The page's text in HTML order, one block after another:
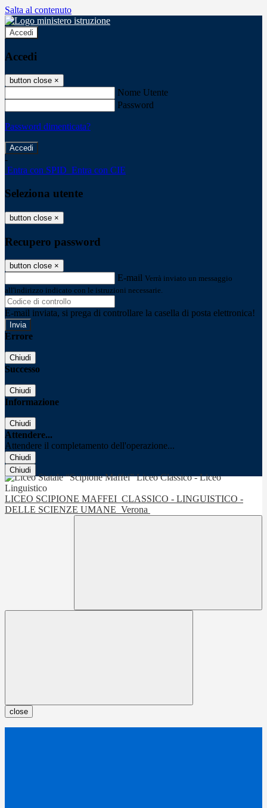
Salta al contenuto
Accedi
Accedi
button close ×
Nome Utente
Password
Password dimenticata?
-
Entra con SPID Entra con CIE
Seleziona utente
button close ×
Recupero password
button close ×
E-mail Verrà inviato un messaggio
all'indirizzo indicato con le istruzioni necessarie.
E-mail inviata, si prega di controllare la casella di posta elettronica!
Errore
Chiudi
Successo
Chiudi
Informazione
Chiudi
Attendere...
Attendere il completamento dell'operazione...
Chiudi
Chiudi
LICEO SCIPIONE MAFFEI CLASSICO - LINGUISTICO -
DELLE SCIENZE UMANE Verona
close